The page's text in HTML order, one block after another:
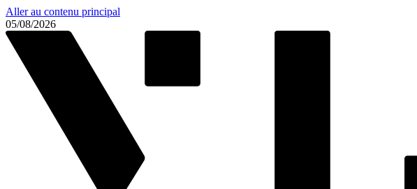
Aller au contenu principal
05/08/2026